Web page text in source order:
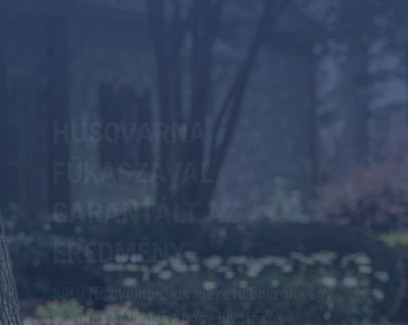
A VILÁG ELSŐ
HUSQVARNA AWD
AUTOMOWER
FŰNYÍRÓJA
A lejtőkön nyújtott extrém teljesítmény
mostantól új néven ismert. A Husqvarna